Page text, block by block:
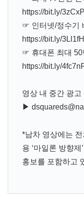
https://bit.ly/
☞ 인터넷/정수기
https://bit.ly/
☞ 휴대폰 최대 50
https://bit.ly/
영상 내 중간 광고
▶
*남차 영상에는 전
용 ‘마일론 방향제
홍보를 포함하고